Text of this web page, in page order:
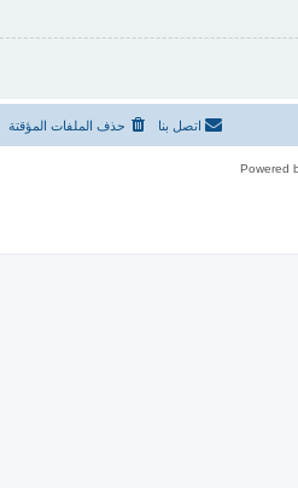
حذف الملفات المؤقتة اتصل بنا
Powered